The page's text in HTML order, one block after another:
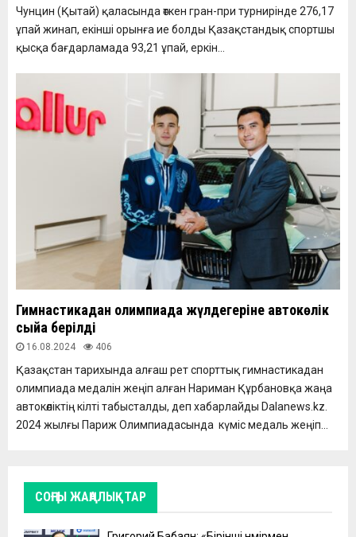
Чунцин (Қытай) қаласында өткен гран-при турнирінде 276,17
ұпай жинап, екінші орынға ие болды Қазақстандық спортшы
қысқа бағдарламада 93,21 ұпай, еркін...
Гимнастикадан олимпиада жүлдегеріне автокөлік
сыйға берілді
16.08.2024 406
Қазақстан тарихында алғаш рет спорттық гимнастикадан
олимпиада медалін жеңіп алған Нариман Құрбановқа жаңа
автокөліктің кілті табысталды, деп хабарлайды Dalanews.kz.
2024 жылғы Париж Олимпиадасында күміс медаль жеңіп...
СОҢҒЫ ЖАҢАЛЫҚТАР